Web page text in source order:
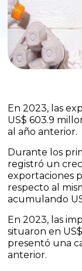
En 2023, las
US$ 603.9
al año anterior.
Durante los
registró un
exportaciones
respecto al
acumulando
En 2023, las
situaron en
presentó una
anterior.